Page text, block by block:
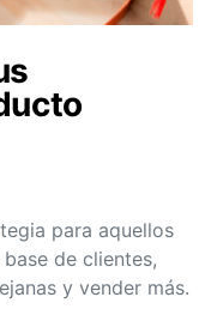
para aquellos
de clientes,
y vender más.